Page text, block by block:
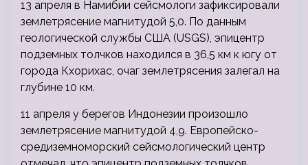
13 апреля в Намибии сейсмологи зафиксировали
землетрясение магнитудой 5,0. По данным
геологической службы США (USGS), эпицентр
подземных толчков находился в 36,5 км к югу от
города Кхорихас, очаг землетрясения залегал на
глубине 10 км.
11 апреля у берегов Индонезии произошло
землетрясение магнитудой 4,9. Европейско-
средиземноморский сейсмологический центр